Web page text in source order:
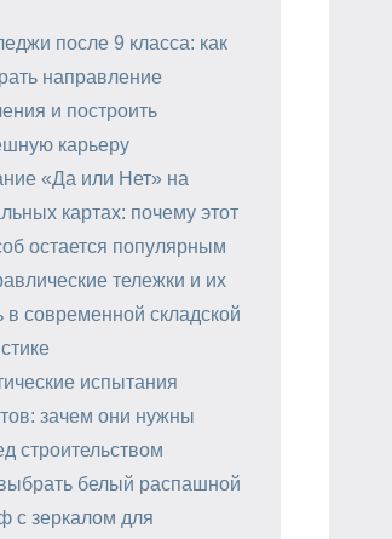
после 9 класса: как
направление
и построить
карьеру
«Да или Нет» на
картах: почему этот
остается популярным
тележки и их
в современной складской
испытания
зачем они нужны
строительством
белый распашной
с зеркалом для